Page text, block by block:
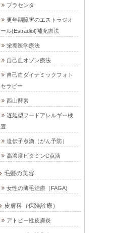
プラセンタ
更年期障害のエストラジオ
ール(Estradiol)補充療法
栄養医学療法
自己血オゾン療法
自己血ダイナミックフォト
セラピー
西山酵素
遅延型フードアレルギー検
査
遺伝子点滴（がん予防）
高濃度ビタミンC点滴
毛髪の美容
女性の薄毛治療（FAGA)
皮膚科（保険診療）
アトピー性皮膚炎